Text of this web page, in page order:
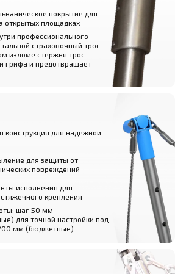
покрытие для
открытых площадках
профессионального
страховочный трос
изломе стержня трос
грифа и предотвращает
конструкция для надежной
для защиты от
повреждений
исполнения для
крепления
шаг 50 мм
для точной настройки под
мм (бюджетные)